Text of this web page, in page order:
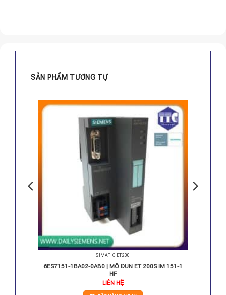
SẢN PHẨM TƯƠNG TỰ
SIMATIC ET200
6ES7151-1BA02-0AB0 | MÔ ĐUN ET 200S IM 151-1
HF
LIÊN HỆ